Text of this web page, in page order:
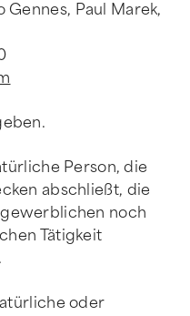
Paul Marek,
Person, die
abschließt, die
noch
Tätigkeit
oder